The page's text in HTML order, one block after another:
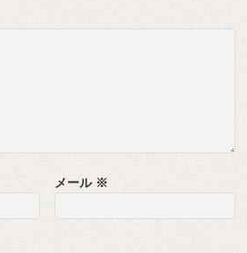
メール ※